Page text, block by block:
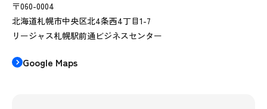
〒060-0004
北海道札幌市中央区北4条西4丁目1-7
リージャス札幌駅前通ビジネスセンター
Google Maps